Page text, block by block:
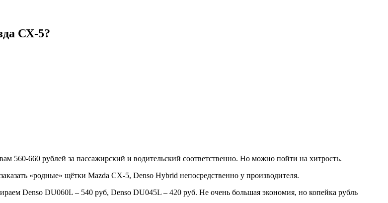
СХ-5?
560-660 рублей за пассажирский и водительский соответственно. Но можно пойти на хитрость.
«родные» щётки Mazda CX-5, Denso Hybrid непосредственно у производителя.
Denso DU060L – 540 руб, Denso DU045L – 420 руб. Не очень большая экономия, но копейка рубль